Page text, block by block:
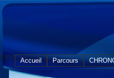
Accueil Parcours